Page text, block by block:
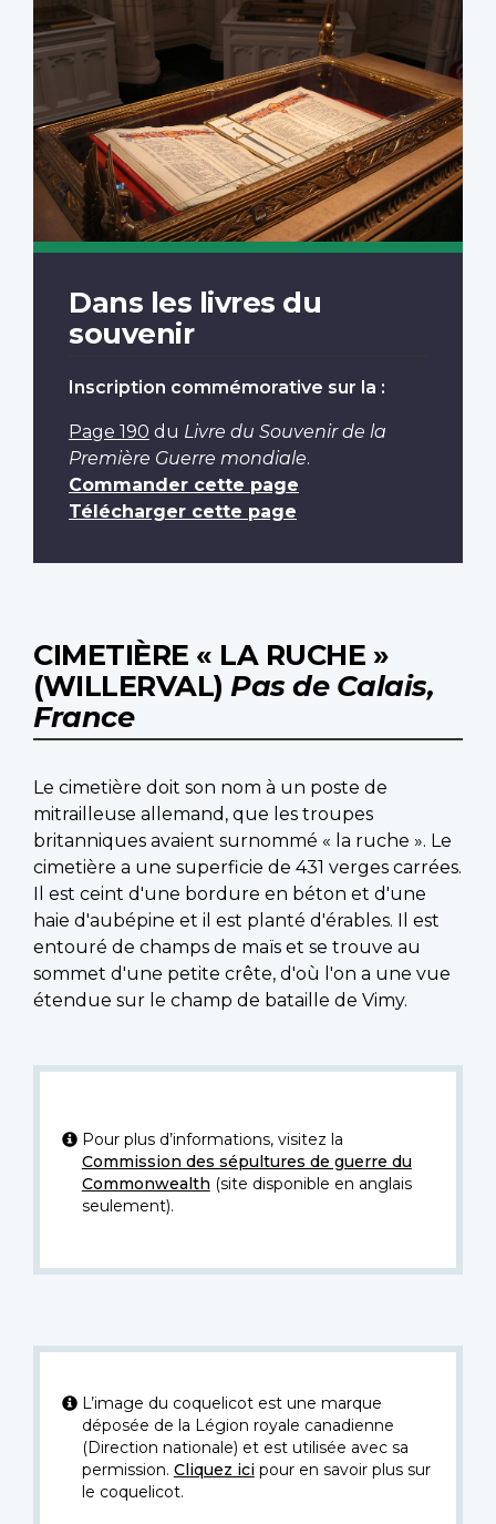
Dans les livres du
souvenir
Inscription commémorative sur la :
Page 190 du Livre du Souvenir de la
Première Guerre mondiale.
Commander cette page
Télécharger cette page
CIMETIÈRE « LA RUCHE »
(WILLERVAL) Pas de Calais,
France
Le cimetière doit son nom à un poste de
mitrailleuse allemand, que les troupes
britanniques avaient surnommé « la ruche ». Le
cimetière a une superficie de 431 verges carrées.
Il est ceint d'une bordure en béton et d'une
haie d'aubépine et il est planté d'érables. Il est
entouré de champs de maïs et se trouve au
sommet d'une petite crête, d'où l'on a une vue
étendue sur le champ de bataille de Vimy.
Pour plus d’informations, visitez la
Commission des sépultures de guerre du
Commonwealth (site disponible en anglais
seulement).
L’image du coquelicot est une marque
déposée de la Légion royale canadienne
(Direction nationale) et est utilisée avec sa
permission. Cliquez icipour en savoir plus sur
le coquelicot.